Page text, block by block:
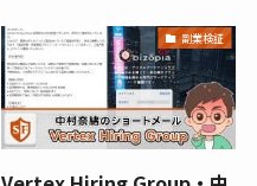
副業検証